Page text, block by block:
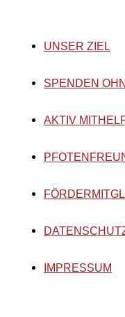
UNSER ZIEL
SPENDEN
AKTIV
IMPRESSUM